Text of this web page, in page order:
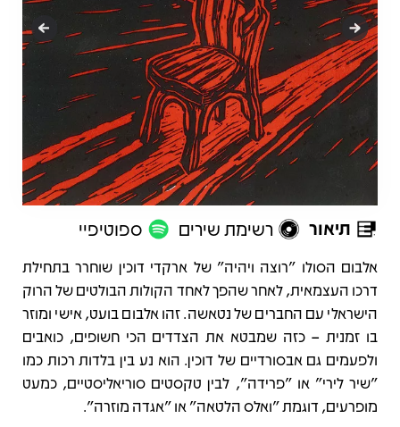
תיאור רשימת שירים ספוטיפיי
תיאור
אלבום הסולו "רוצה ויהיה" של ארקדי דוכין שוחרר בתחילת
דרכו העצמאית, לאחר שהפך לאחד הקולות הבולטים של הרוק
הישראלי עם החברים של נטאשה. זהו אלבום בועט, אישי ומוזר
בו זמנית – כזה שמבטא את הצדדים הכי חשופים, כואבים
ולפעמים גם אבסורדיים של דוכין. הוא נע בין בלדות רכות כמו
"שיר לירי" או "פרידה", לבין טקסטים סוריאליסטיים, כמעט
מופרעים, דוגמת "ואלס הלטאה" או "אגדה מוזרה".